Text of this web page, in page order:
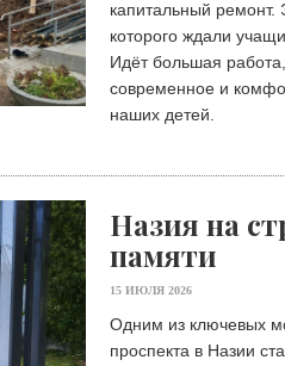
капитальный
которого ждали
Идёт большая
современное и
наших детей.
Назия на
памяти
15 ИЮЛЯ 2026
Одним из ключевых
проспекта в Назии